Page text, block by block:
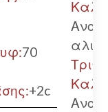
70
+2c